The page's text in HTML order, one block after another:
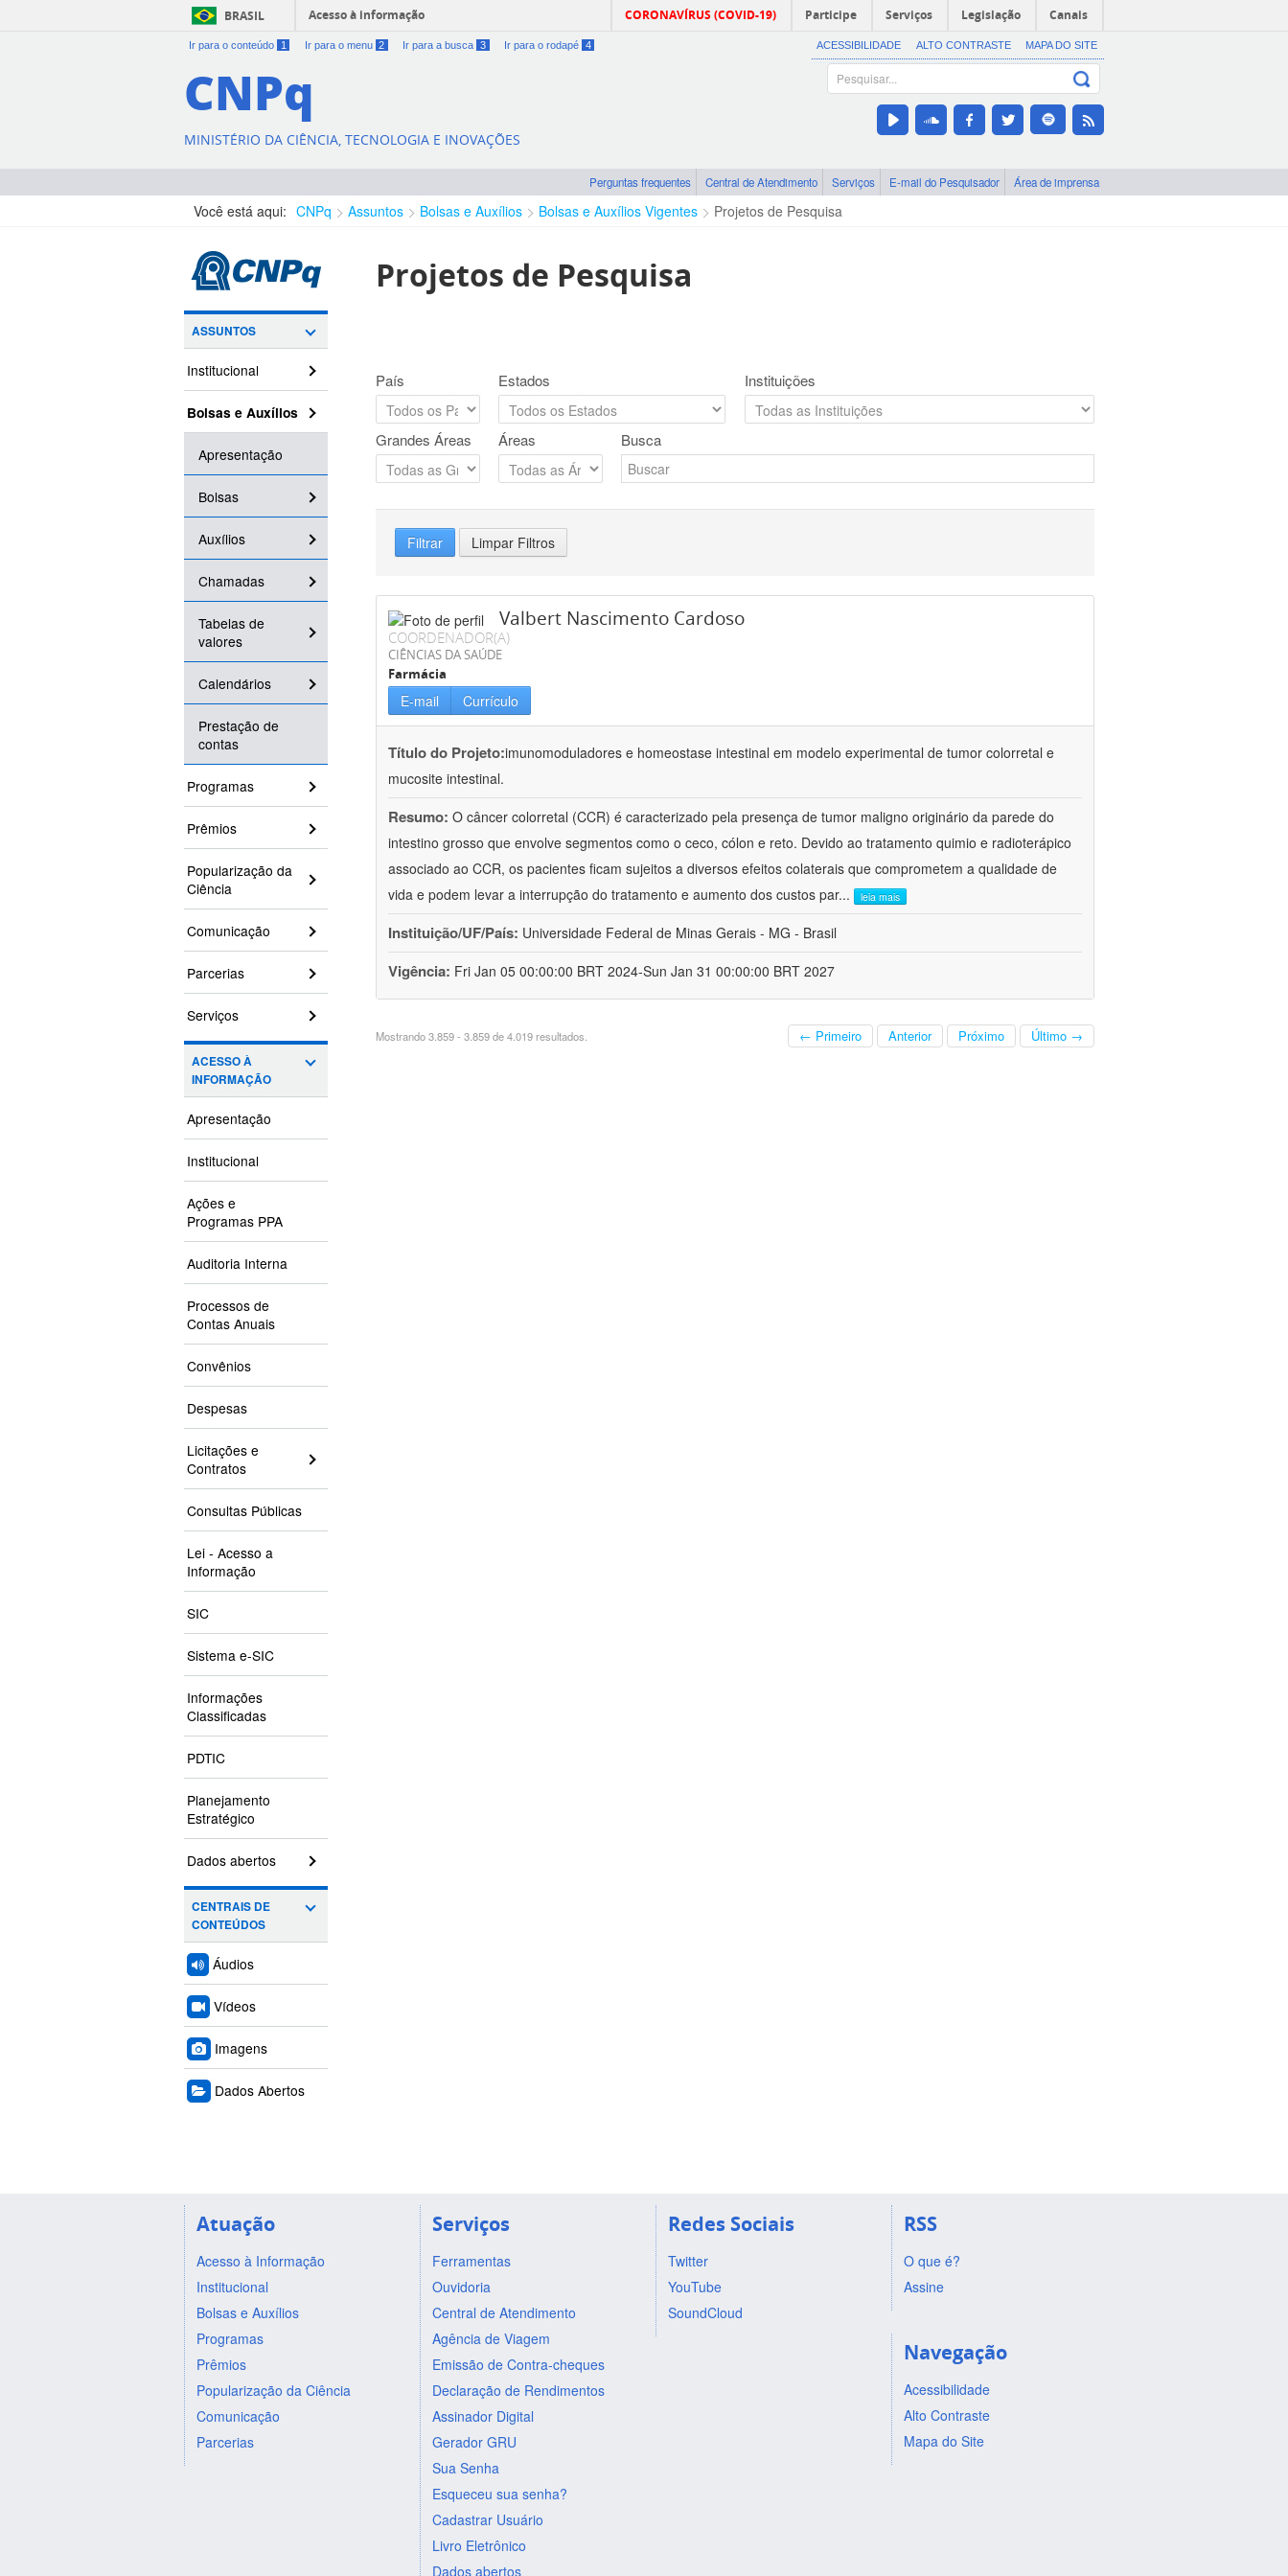
BRASIL Acesso à informação CORONAVÍRUS (COVID-19) Participe Serviços Legislação Canais
Ir para o conteúdo 1 Ir para o menu 2 Ir para a busca 3 Ir para o rodapé 4 ACESSIBILIDADE ALTO CONTRASTE MAPA DO SITE
CNPq
MINISTÉRIO DA CIÊNCIA, TECNOLOGIA E INOVAÇÕES
Perguntas frequentes Central de Atendimento Serviços E-mail do Pesquisador Área de imprensa
Você está aqui: CNPq Assuntos Bolsas e Auxílios Bolsas e Auxílios Vigentes Projetos de Pesquisa
ASSUNTOS
Institucional
Bolsas e Auxílios
Apresentação
Bolsas
Auxílios
Chamadas
Tabelas de
valores
Calendários
Prestação de
contas
Programas
Prêmios
Popularização da
Ciência
Comunicação
Parcerias
Serviços
ACESSO À
INFORMAÇÃO
Apresentação
Institucional
Ações e
Programas PPA
Auditoria Interna
Processos de
Contas Anuais
Convênios
Despesas
Licitações e
Contratos
Consultas Públicas
Lei - Acesso a
Informação
SIC
Sistema e-SIC
Informações
Classificadas
PDTIC
Planejamento
Estratégico
Dados abertos
CENTRAIS DE
CONTEÚDOS
Áudios
Vídeos
Imagens
Dados Abertos
Projetos de Pesquisa
País Estados Instituições
Grandes Áreas Áreas Busca
Filtrar Limpar Filtros
Valbert Nascimento Cardoso
COORDENADOR(A)
CIÊNCIAS DA SAÚDE
Farmácia
E-mail Currículo
Título do Projeto:imunomoduladores e homeostase intestinal em modelo experimental de tumor colorretal e
mucosite intestinal.
Resumo: O câncer colorretal (CCR) é caracterizado pela presença de tumor maligno originário da parede do
intestino grosso que envolve segmentos como o ceco, cólon e reto. Devido ao tratamento quimio e radioterápico
associado ao CCR, os pacientes ficam sujeitos a diversos efeitos colaterais que comprometem a qualidade de
vida e podem levar a interrupção do tratamento e aumento dos custos par... leia mais
Instituição/UF/País: Universidade Federal de Minas Gerais - MG - Brasil
Vigência: Fri Jan 05 00:00:00 BRT 2024-Sun Jan 31 00:00:00 BRT 2027
Mostrando 3.859 - 3.859 de 4.019 resultados. ← Primeiro Anterior Próximo Último →
Atuação
Acesso à Informação
Institucional
Bolsas e Auxílios
Programas
Prêmios
Popularização da Ciência
Comunicação
Parcerias
Serviços
Ferramentas
Ouvidoria
Central de Atendimento
Agência de Viagem
Emissão de Contra-cheques
Declaração de Rendimentos
Assinador Digital
Gerador GRU
Sua Senha
Esqueceu sua senha?
Cadastrar Usuário
Livro Eletrônico
Dados abertos
Redes Sociais
Twitter
YouTube
SoundCloud
RSS
O que é?
Assine
Navegação
Acessibilidade
Alto Contraste
Mapa do Site